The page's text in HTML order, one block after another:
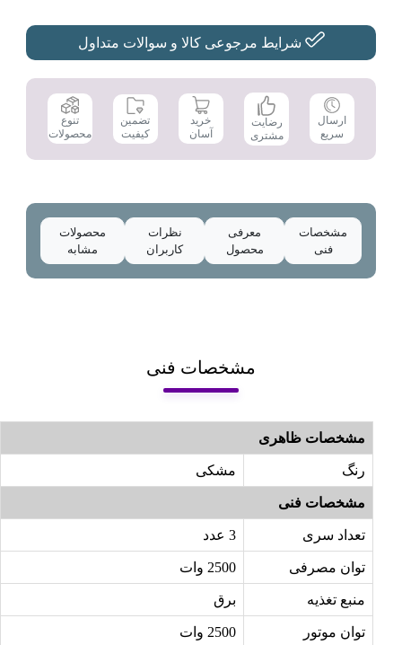
عدد
شرایط مرجوعی کالا و سوالات متداول
ارسال
سریع
رضایت
مشتری
خرید
آسان
تضمین
کیفیت
تنوع
محصولات
مشخصات
فنی
معرفی
محصول
نظرات
کاربران
محصولات
مشابه
مشخصات فنی
مشخصات ظاهری
رنگ مشکی
مشخصات فنی
تعداد سری
توان مصرفی 2500 وات
منبع تغذیه برق
توان موتور 2500 وات